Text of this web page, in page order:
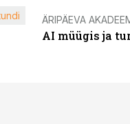
ÄRIPÄEVA
AI müügis ja